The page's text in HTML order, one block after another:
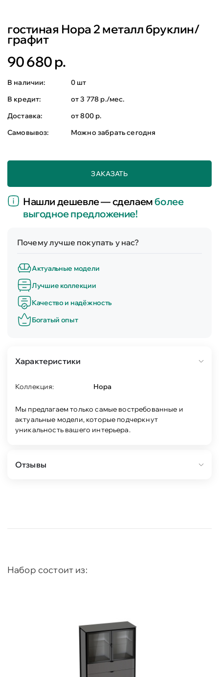
гостиная Нора 2 металл бруклин/
графит
90 680 р.
В наличии:
0 шт
В кредит:
от 3 778 р./мес.
Доставка:
от 800 р.
Самовывоз:
Можно забрать сегодня
ЗАКАЗАТЬ
Нашли дешевле — сделаемболее
выгодное предложение!
Почему лучше покупать у нас?
Актуальные модели
Лучшие коллекции
Качество и надёжность
Богатый опыт
Характеристики
Коллекция: Нора
Мы предлагаем только самые востребованные и
актуальные модели, которые подчеркнут
уникальность вашего интерьера.
Отзывы
Набор состоит из: